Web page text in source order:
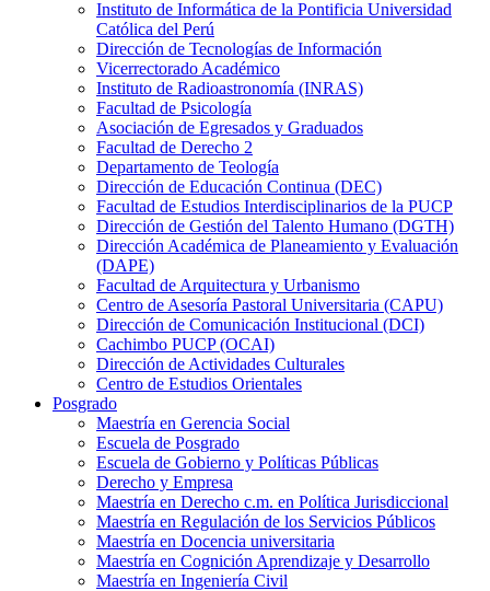
Instituto de Informática de la Pontificia Universidad
Católica del Perú
Dirección de Tecnologías de Información
Vicerrectorado Académico
Instituto de Radioastronomía (INRAS)
Facultad de Psicología
Asociación de Egresados y Graduados
Facultad de Derecho 2
Departamento de Teología
Dirección de Educación Continua (DEC)
Facultad de Estudios Interdisciplinarios de la PUCP
Dirección de Gestión del Talento Humano (DGTH)
Dirección Académica de Planeamiento y Evaluación
(DAPE)
Facultad de Arquitectura y Urbanismo
Centro de Asesoría Pastoral Universitaria (CAPU)
Dirección de Comunicación Institucional (DCI)
Cachimbo PUCP (OCAI)
Dirección de Actividades Culturales
Centro de Estudios Orientales
Posgrado
Maestría en Gerencia Social
Escuela de Posgrado
Escuela de Gobierno y Políticas Públicas
Derecho y Empresa
Maestría en Derecho c.m. en Política Jurisdiccional
Maestría en Regulación de los Servicios Públicos
Maestría en Docencia universitaria
Maestría en Cognición Aprendizaje y Desarrollo
Maestría en Ingeniería Civil